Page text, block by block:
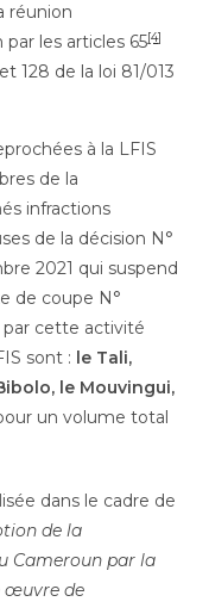
réunion
les articles 65[4]
128 de la loi 81/013
à la LFIS
de la
infractions
de la décision N°
2021 qui suspend
de coupe N°
par cette activité
sont : le Tali,
le Mouvingui,
un volume total
dans le cadre de
de la
Cameroun par la
œuvre de